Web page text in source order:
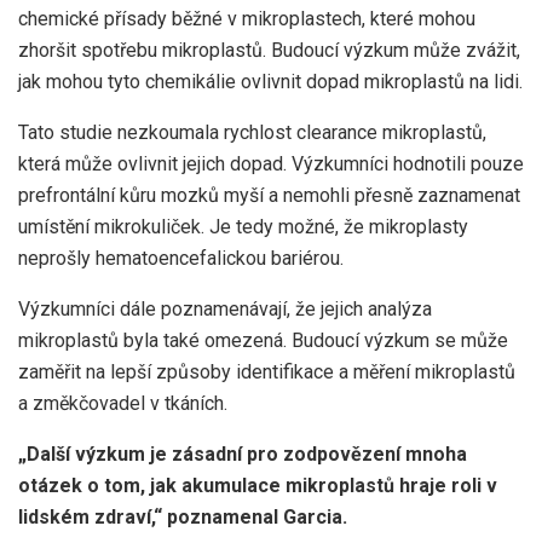
chemické přísady běžné v mikroplastech, které mohou
zhoršit spotřebu mikroplastů. Budoucí výzkum může zvážit,
jak mohou tyto chemikálie ovlivnit dopad mikroplastů na lidi.
Tato studie nezkoumala rychlost clearance mikroplastů,
která může ovlivnit jejich dopad. Výzkumníci hodnotili pouze
prefrontální kůru mozků myší a nemohli přesně zaznamenat
umístění mikrokuliček. Je tedy možné, že mikroplasty
neprošly hematoencefalickou bariérou.
Výzkumníci dále poznamenávají, že jejich analýza
mikroplastů byla také omezená. Budoucí výzkum se může
zaměřit na lepší způsoby identifikace a měření mikroplastů
a změkčovadel v tkáních.
„Další výzkum je zásadní pro zodpovězení mnoha
otázek o tom, jak akumulace mikroplastů hraje roli v
lidském zdraví,“ poznamenal Garcia.